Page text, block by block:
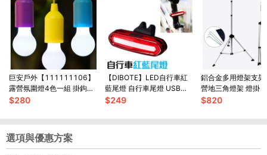
巨安戶外【111111106】
露營氛圍燈4色一組 掛鉤燈
帳篷燈手電筒球泡燈3LED
$280
【DIBOTE】LED自行車紅
藍尾燈 自行車尾燈 USB充
電 腳踏車燈 後車燈
$249
鋁合金多用燈架支
營地三角燈架 燈掛
$820
選項與優惠方案